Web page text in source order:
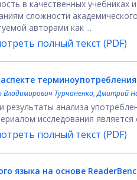
в качественных учебниках
сложности
авторами как ...
полный текст (PDF)
Владимирович Турчаненко,Дмитрий
результаты анализа
исследования
полный текст (PDF)
языка на основе